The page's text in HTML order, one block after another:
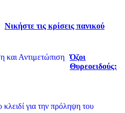
Νικήστε τις κρίσεις πανικού
Όζοι
Θυρεοειδούς: